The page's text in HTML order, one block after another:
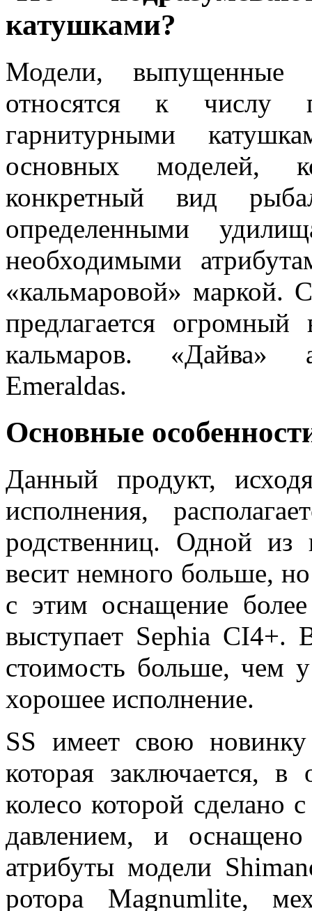
катушками?
Модели, выпущенные
относятся к числу
гарнитурными
основных моделей,
конкретный вид
определенными
необходимыми
«кальмаровой» маркой.
предлагается
кальмаров. «Дайва»
Emeraldas.
Основные
Данный продукт,
исполнения,
родственниц. Одной
весит немного больше,
с этим оснащение
выступает Sephia CI4+.
стоимость больше, чем
хорошее исполнение.
SS имеет свою
которая заключается, в
колесо которой сделано
давлением, и
атрибуты модели
ротора Magnumlite,